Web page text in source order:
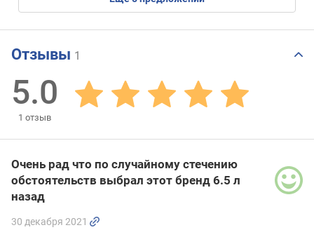
Отзывы 1
5.0
1 отзыв
Очень рад что по случайному стечению
обстоятельств выбрал этот бренд 6.5 л
назад
30 декабря 2021